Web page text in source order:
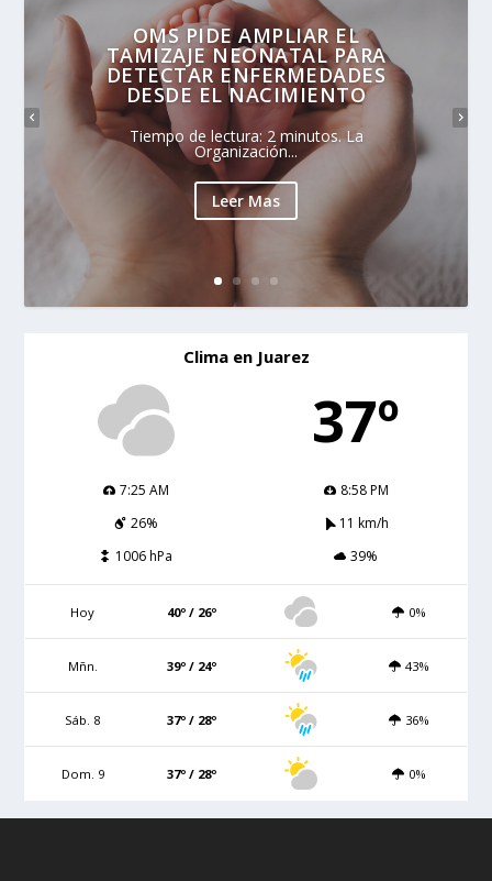
OMS PIDE AMPLIAR EL
TAMIZAJE NEONATAL PARA
DETECTAR ENFERMEDADES
DESDE EL NACIMIENTO
Tiempo de lectura: 2 minutos. La
Organización...
Leer Mas
Clima en Juarez
37º
7:25 AM
8:58 PM
26%
11 km/h
1006 hPa
39%
Hoy 40º / 26º 0%
Mñn. 39º / 24º 43%
Sáb. 8 37º / 28º 36%
Dom. 9 37º / 28º 0%